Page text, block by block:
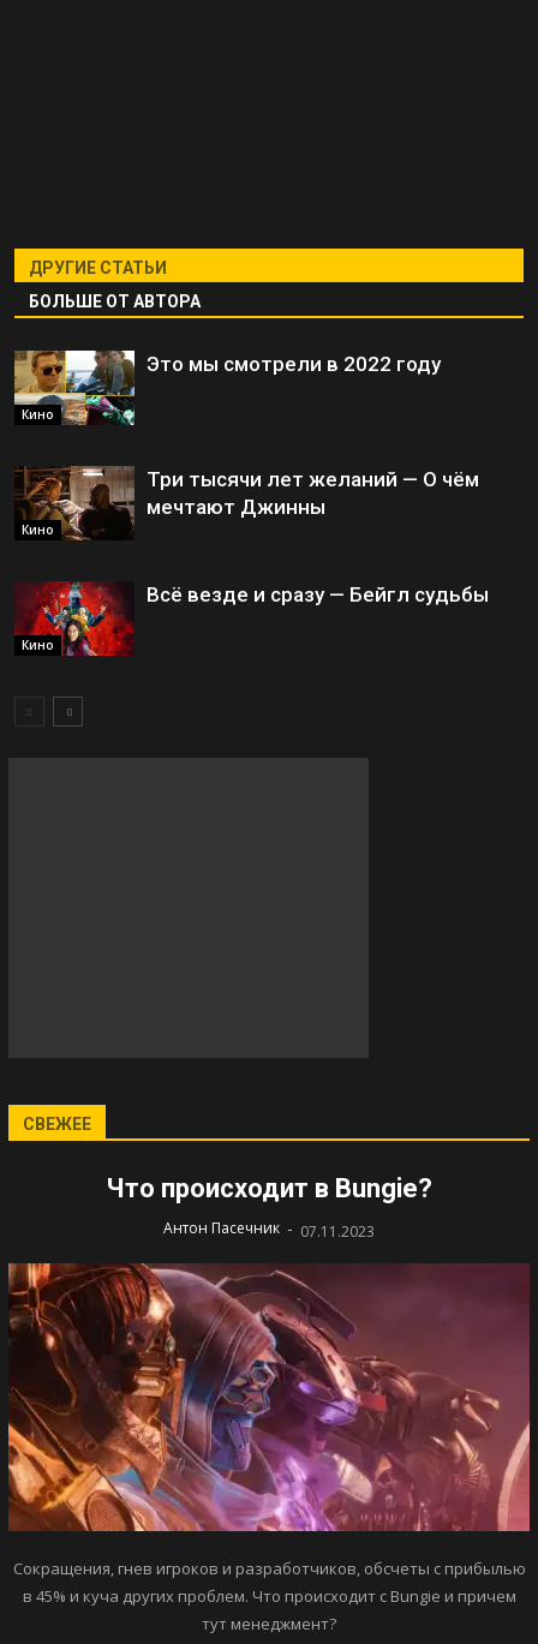
ДРУГИЕ СТАТЬИ
БОЛЬШЕ ОТ АВТОРА
Кино
Это мы смотрели в 2022 году
Кино
Три тысячи лет желаний — О чём
мечтают Джинны
Кино
Всё везде и сразу — Бейгл судьбы
СВЕЖЕЕ
Что происходит в Bungie?
Антон Пасечник - 07.11.2023
Сокращения, гнев игроков и разработчиков, обсчеты с прибылью
в 45% и куча других проблем. Что происходит с Bungie и причем
тут менеджмент?